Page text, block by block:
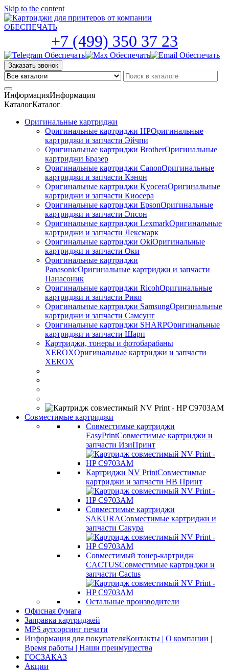
Skip to the content
+7 (499) 350 37 23
Заказать звонок
ИнформацияИнформация
КаталогКаталог
Оригинальные картриджи
Оригинальные картриджи HPОригинальные
картриджи и запчасти Эйчпи
Оригинальные картриджи BrotherОригинальные
картриджи Бразер
Оригинальные картриджи CanonОригинальные
картриджи и запчасти Кэнон
Оригинальные картриджи KyoceraОригинальные
картриджи и запчасти Киосера
Оригинальные картриджи EpsonОригинальные
картриджи и запчасти Эпсон
Оригинальные картриджи LexmarkОригинальные
картриджи и запчасти Лексмарк
Оригинальные картриджи ОkiОригинальные
картриджи и запчасти Оки
Оригинальные картриджи
PanasonicОригинальные картриджи и запчасти
Панасоник
Оригинальные картриджи RicohОригинальные
картриджи и запчасти Рико
Оригинальные картриджи SamsungОригинальные
картриджи и запчасти Самсунг
Оригинальные картриджи SHARPОригинальные
картриджи и запчасти Шарп
Картриджи, тонеры и фотобарабаны
XEROXОригинальные картриджи и запчасти
XEROX
Совместимые картриджи
Совместимые картриджи
EasyPrintСовместимые картриджи и
запчасти ИзиПринт
Картриджи NV PrintСовместимые
картриджи и запчасти НВ Принт
Совместимые картриджи
SAKURAСовместимые картриджи и
запчасти Сакура
Совместимый тонер-картридж
CACTUSСовместимые картриджи и
запчасти Cactus
Остальные производители
Офисная бумага
Заправка картриджей
MPS аутсорсинг печати
Информация для покупателяКонтакты | О компании |
Время работы | Наши преимущества
ГОСЗАКАЗ
Акции